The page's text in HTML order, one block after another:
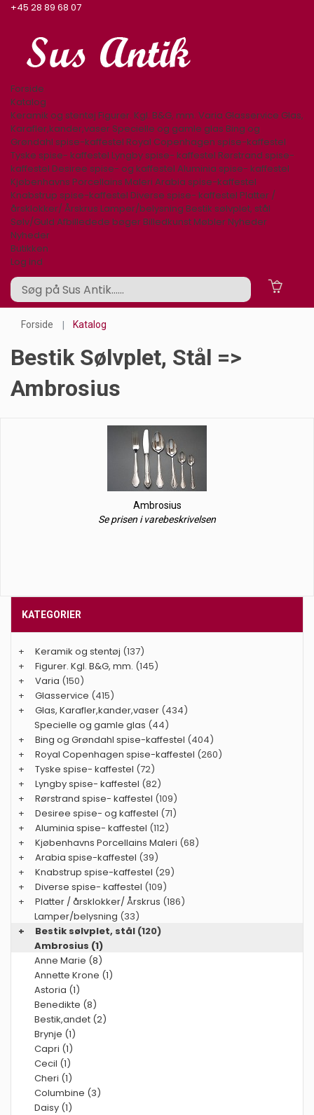
+45 28 89 68 07
Forside
Katalog
Keramik og stentøj Figurer. Kgl. B&G, mm. Varia Glasservice Glas,
Karafler,kander,vaser Specielle og gamle glas Bing og
Grøndahl spise-kaffestel Royal Copenhagen spise-kaffestel
Tyske spise- kaffestel Lyngby spise- kaffestel Rørstrand spise-
kaffestel Desiree spise- og kaffestel Aluminia spise- kaffestel
Kjøbenhavns Porcellains Maleri Arabia spise-kaffestel
Knabstrup spise-kaffestel Diverse spise- kaffestel Platter /
årsklokker/ Årskrus Lamper/belysning Bestik sølvplet, stål
Sølv/Guld Afbilledede bøger Billedkunst Møbler Nyheder
Nyheder
Butikken
Log ind
Forside Katalog
Bestik Sølvplet, Stål =>
Ambrosius
Ambrosius
Se prisen i varebeskrivelsen
KATEGORIER
+ Keramik og stentøj (137)
+
Figurer. Kgl. B&G, mm. (145)
+
Varia (150)
+
Glasservice (415)
+
Glas, Karafler,kander,vaser (434)
Specielle og gamle glas (44)
+
Bing og Grøndahl spise-kaffestel (404)
+
Royal Copenhagen spise-kaffestel (260)
+
Tyske spise- kaffestel (72)
+
Lyngby spise- kaffestel (82)
+
Rørstrand spise- kaffestel (109)
+
Desiree spise- og kaffestel (71)
+
Aluminia spise- kaffestel (112)
+
Kjøbenhavns Porcellains Maleri (68)
+
Arabia spise-kaffestel (39)
+
Knabstrup spise-kaffestel (29)
+
Diverse spise- kaffestel (109)
+
Platter / årsklokker/ Årskrus (186)
Lamper/belysning (33)
+
Bestik sølvplet, stål (120)
Ambrosius (1)
Anne Marie (8)
Annette Krone (1)
Astoria (1)
Benedikte (8)
Bestik,andet (2)
Brynje (1)
Capri (1)
Cecil (1)
Cheri (1)
Columbine (3)
Daisy (1)